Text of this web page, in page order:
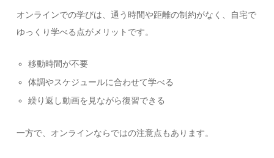
オンラインでの学びは、通う時間や距離の制約がなく、自宅で
ゆっくり学べる点がメリットです。
移動時間が不要
体調やスケジュールに合わせて学べる
繰り返し動画を見ながら復習できる
一方で、オンラインならではの注意点もあります。